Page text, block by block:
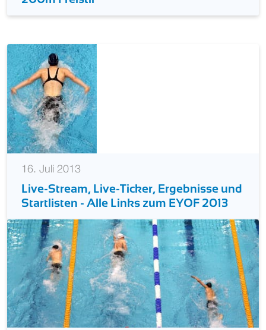
16. Juli 2013
Live-Stream, Live-Ticker, Ergebnisse und
Startlisten - Alle Links zum EYOF 2013